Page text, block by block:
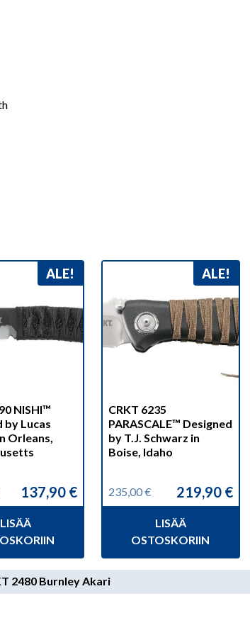
ALE!
NISHI™
by Lucas
Orleans,
137,90 €
LISÄÄ
ALE!
CRKT 6235
PARASCALE™ Designed
by T.J. Schwarz in
Boise, Idaho
235,00€
Alkuperäinen
235,00 €.
219,90 €
Nykyinen
219,90 €.
LISÄÄ
OSTOSKORIIN
2480 Burnley Akari